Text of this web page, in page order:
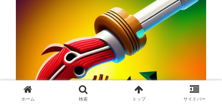
ホーム 検索 トップ サイドバー